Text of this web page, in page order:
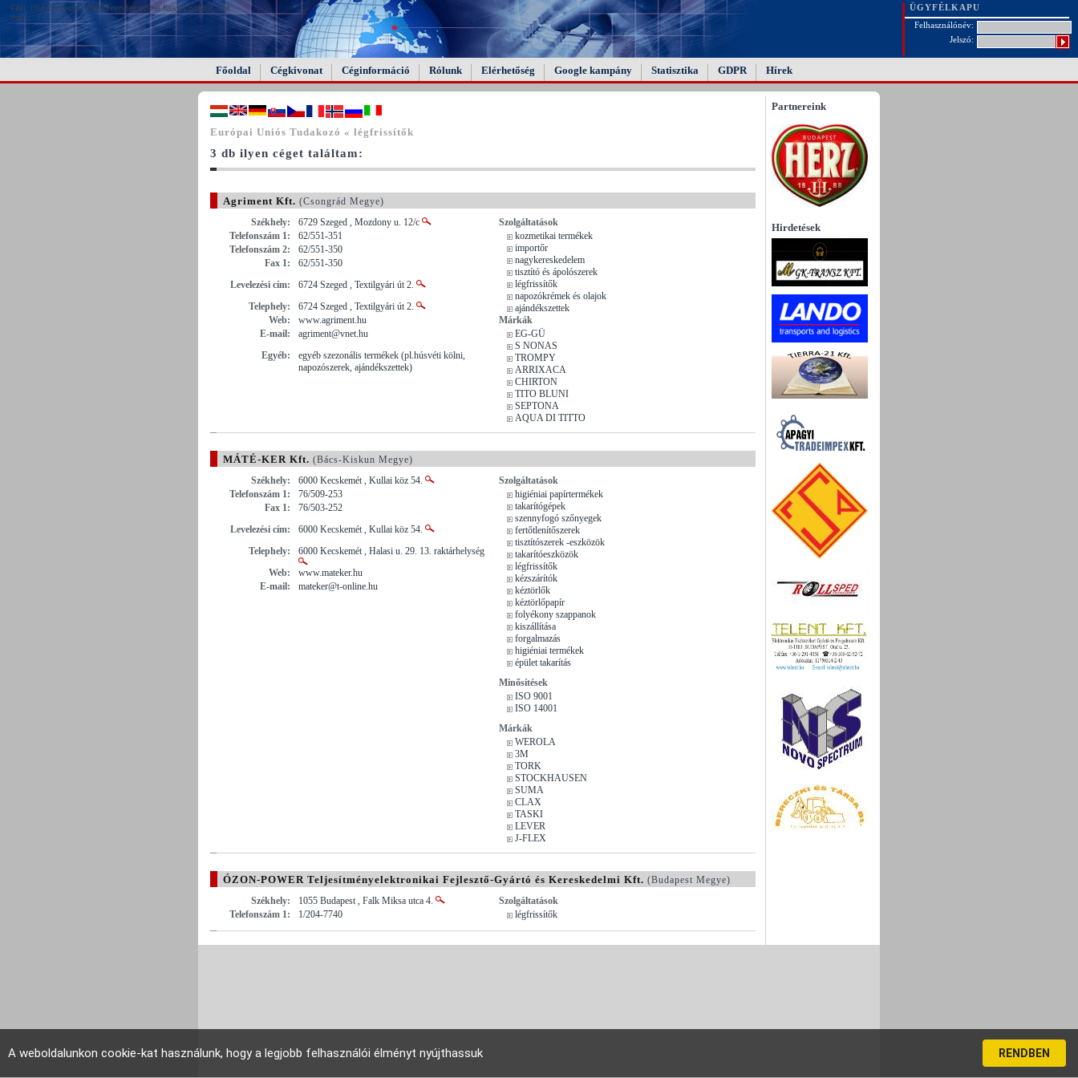
FAIL (the browser should render some flash content, not
this).
ÜGYFÉLKAPU
Felhasználónév:
Jelszó:
Főoldal Cégkivonat Céginformáció Rólunk Elérhetőség Google kampány Statisztika GDPR Hírek
Európai Uniós Tudakozó « légfrissítők
3 db ilyen céget találtam:
Agriment Kft. (Csongrád Megye)
Székhely:
6729 Szeged , Mozdony u. 12/c
Telefonszám 1:
62/551-351
Telefonszám 2:
62/551-350
Fax 1:
62/551-350
Levelezési cím:
6724 Szeged , Textilgyári út 2.
Telephely:
6724 Szeged , Textilgyári út 2.
Web:
www.agriment.hu
E-mail:
agriment@vnet.hu
Egyéb:
egyéb szezonális termékek (pl.húsvéti kölni,
napozószerek, ajándékszettek)
Szolgáltatások
kozmetikai termékek
importőr
nagykereskedelem
tisztító és ápolószerek
légfrissítők
napozókrémek és olajok
ajándékszettek
Márkák
EG-GÜ
S NONAS
TROMPY
ARRIXACA
CHIRTON
TITO BLUNI
SEPTONA
AQUA DI TITTO
MÁTÉ-KER Kft. (Bács-Kiskun Megye)
Székhely:
6000 Kecskemét , Kullai köz 54.
Telefonszám 1:
76/509-253
Fax 1:
76/503-252
Levelezési cím:
6000 Kecskemét , Kullai köz 54.
Telephely:
6000 Kecskemét , Halasi u. 29. 13. raktárhelység
Web:
www.mateker.hu
E-mail:
mateker@t-online.hu
Szolgáltatások
higiéniai papírtermékek
takarítógépek
szennyfogó szőnyegek
fertőtlenítőszerek
tisztítószerek -eszközök
takarítóeszközök
légfrissítők
kézszárítók
kéztörlők
kéztörlőpapír
folyékony szappanok
kiszállítása
forgalmazás
higiéniai termékek
épület takarítás
Minősítések
ISO 9001
ISO 14001
Márkák
WEROLA
3M
TORK
STOCKHAUSEN
SUMA
CLAX
TASKI
LEVER
J-FLEX
ÓZON-POWER Teljesítményelektronikai Fejlesztő-Gyártó és Kereskedelmi Kft. (Budapest Megye)
Székhely:
1055 Budapest , Falk Miksa utca 4.
Telefonszám 1:
1/204-7740
Szolgáltatások
légfrissítők
Partnereink
Hirdetések
A weboldalunkon cookie-kat használunk, hogy a legjobb felhasználói élményt nyújthassuk RENDBEN